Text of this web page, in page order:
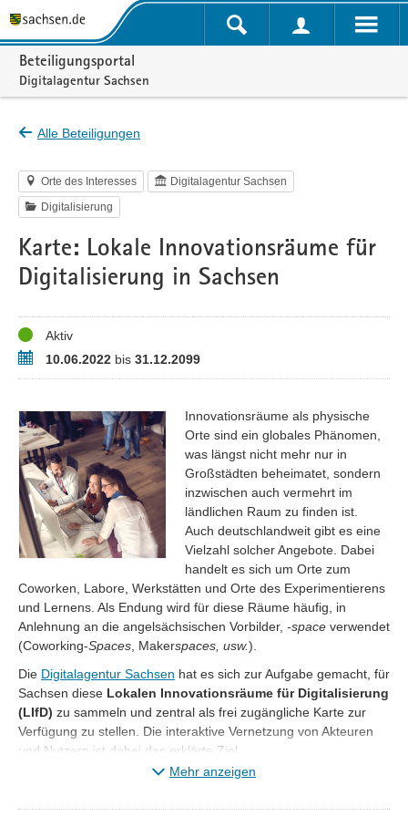
Portalnavigation
Beteiligungsportal
Digitalagentur Sachsen
Alle Beteiligungen
Orte des Interesses Digitalagentur Sachsen
Digitalisierung
Karte: Lokale Innovationsräume für
Digitalisierung in Sachsen
StatusAktiv
Zeitraum10.06.2022 bis 31.12.2099
Innovationsräume als physische
Orte sind ein globales Phänomen,
was längst nicht mehr nur in
Großstädten beheimatet, sondern
inzwischen auch vermehrt im
ländlichen Raum zu finden ist.
Auch deutschlandweit gibt es eine
Vielzahl solcher Angebote. Dabei
handelt es sich um Orte zum
Coworken, Labore, Werkstätten und Orte des Experimentierens
und Lernens. Als Endung wird für diese Räume häufig, in
Anlehnung an die angelsächsischen Vorbilder, -space verwendet
(Coworking-Spaces , Makerspaces, usw.).
Die Digitalagentur Sachsen hat es sich zur Aufgabe gemacht, für
Sachsen diese Lokalen Innovationsräume für Digitalisierung
(LIfD) zu sammeln und zentral als frei zugängliche Karte zur
Verfügung zu stellen. Die interaktive Vernetzung von Akteuren
und Nutzern ist dabei das erklärte Ziel.
Mehr anzeigen